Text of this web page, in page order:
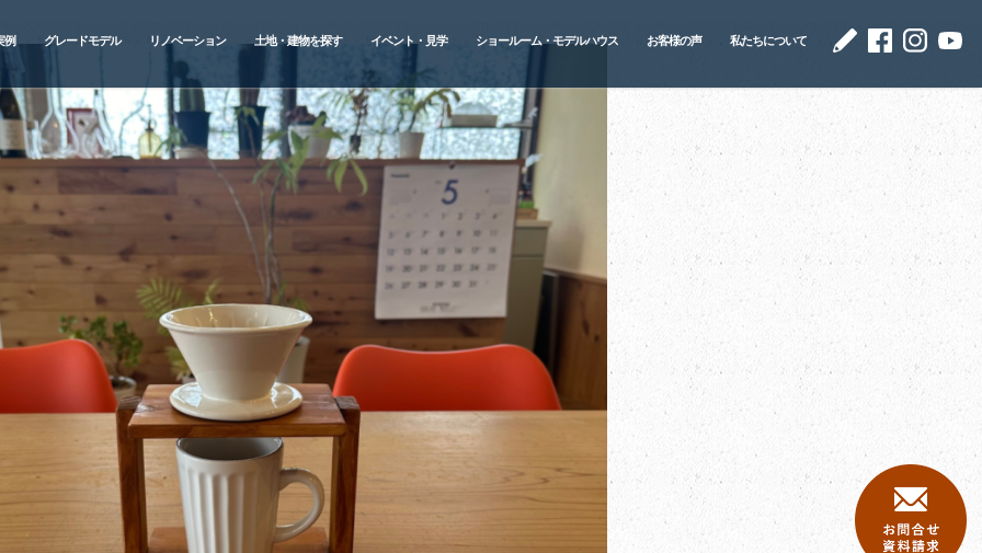
例 グレードモデル リノベーション 土地・建物を探す イベント・見学 ショールーム・モデルハウス お客様の声 私たちについて